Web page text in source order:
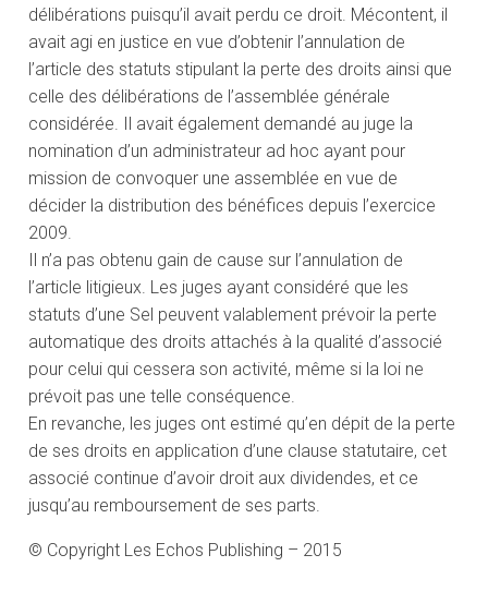
délibérations puisqu’il avait perdu ce droit. Mécontent, il
avait agi en justice en vue d’obtenir l’annulation de
l’article des statuts stipulant la perte des droits ainsi que
celle des délibérations de l’assemblée générale
considérée. Il avait également demandé au juge la
nomination d’un administrateur ad hoc ayant pour
mission de convoquer une assemblée en vue de
décider la distribution des bénéfices depuis l’exercice
2009.
Il n’a pas obtenu gain de cause sur l’annulation de
l’article litigieux. Les juges ayant considéré que les
statuts d’une Sel peuvent valablement prévoir la perte
automatique des droits attachés à la qualité d’associé
pour celui qui cessera son activité, même si la loi ne
prévoit pas une telle conséquence.
En revanche, les juges ont estimé qu’en dépit de la perte
de ses droits en application d’une clause statutaire, cet
associé continue d’avoir droit aux dividendes, et ce
jusqu’au remboursement de ses parts.
© Copyright Les Echos Publishing – 2015